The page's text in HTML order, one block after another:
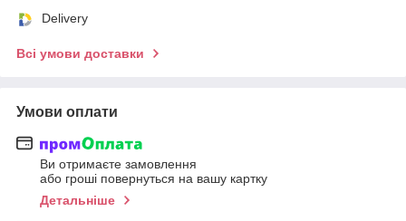
Delivery
Всі умови доставки
Умови оплати
Ви отримаєте замовлення
або гроші повернуться на вашу картку
Детальніше